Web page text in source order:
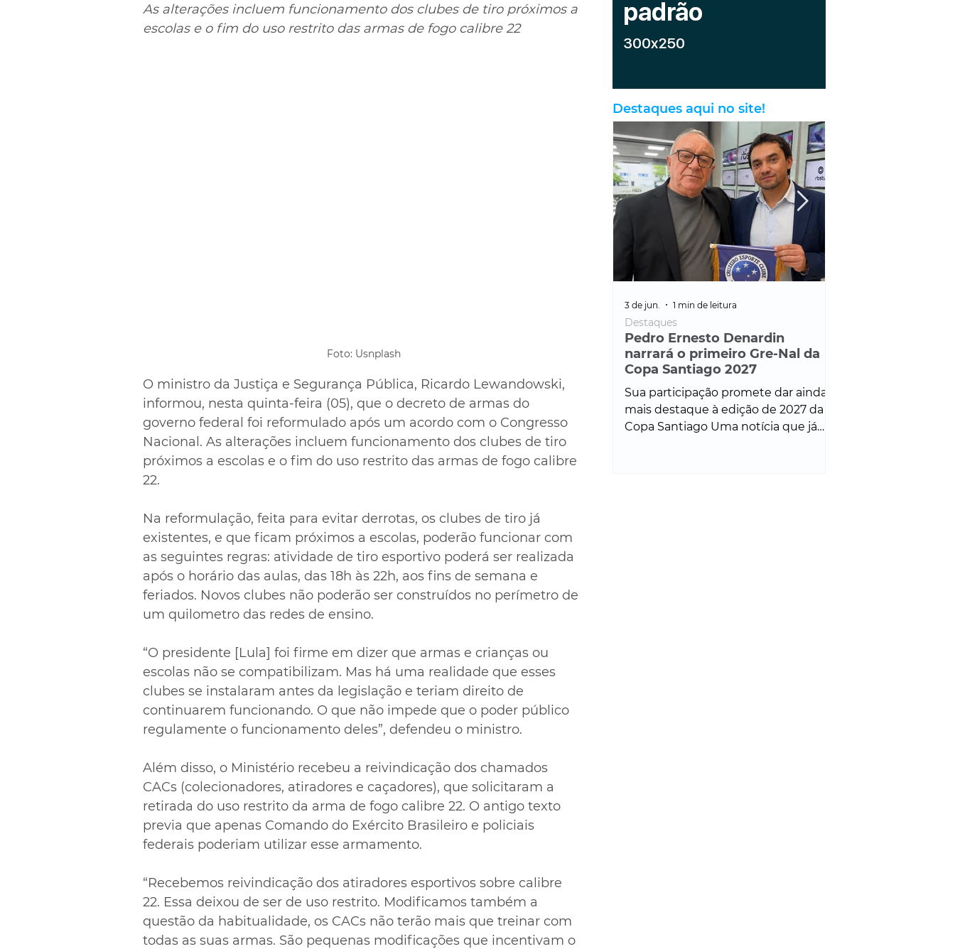
As alterações incluem funcionamento dos clubes de tiro próximos a
escolas e o fim do uso restrito das armas de fogo calibre 22
Foto: Usnplash
O ministro da Justiça e Segurança Pública, Ricardo Lewandowski,
informou, nesta quinta-feira (05), que o decreto de armas do
governo federal foi reformulado após um acordo com o Congresso
Nacional. As alterações incluem funcionamento dos clubes de tiro
próximos a escolas e o fim do uso restrito das armas de fogo calibre
22.
Na reformulação, feita para evitar derrotas, os clubes de tiro já
existentes, e que ficam próximos a escolas, poderão funcionar com
as seguintes regras: atividade de tiro esportivo poderá ser realizada
após o horário das aulas, das 18h às 22h, aos fins de semana e
feriados. Novos clubes não poderão ser construídos no perímetro de
um quilometro das redes de ensino.
“O presidente [Lula] foi firme em dizer que armas e crianças ou
escolas não se compatibilizam. Mas há uma realidade que esses
clubes se instalaram antes da legislação e teriam direito de
continuarem funcionando. O que não impede que o poder público
regulamente o funcionamento deles”, defendeu o ministro.
Além disso, o Ministério recebeu a reivindicação dos chamados
CACs (colecionadores, atiradores e caçadores), que solicitaram a
retirada do uso restrito da arma de fogo calibre 22. O antigo texto
previa que apenas Comando do Exército Brasileiro e policiais
federais poderiam utilizar esse armamento.
“Recebemos reivindicação dos atiradores esportivos sobre calibre
22. Essa deixou de ser de uso restrito. Modificamos também a
questão da habitualidade, os CACs não terão mais que treinar com
todas as suas armas. São pequenas modificações que incentivam o
Destaques aqui no site!
Pedro Ernesto Denardin
narrará o primeiro Gre-Nal da
Copa Santiago 2027
Sua participação promete dar ainda
mais destaque à edição de 2027 da
Copa Santiago Uma notícia que já
Destaques
3 de jun. 1 min de leitura